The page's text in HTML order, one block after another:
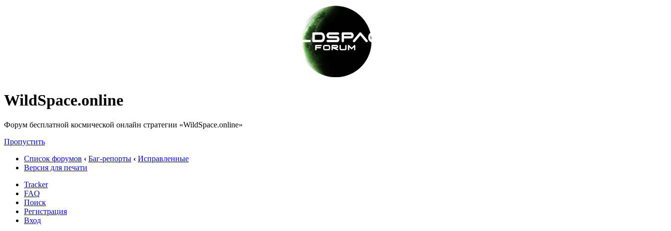
WildSpace.online
Форум бесплатной космической онлайн стратегии «WildSpace.online»
Пропустить
Список форумов ‹ Баг-репорты ‹ Исправленные
Версия для печати
Tracker
FAQ
Поиск
Регистрация
Вход